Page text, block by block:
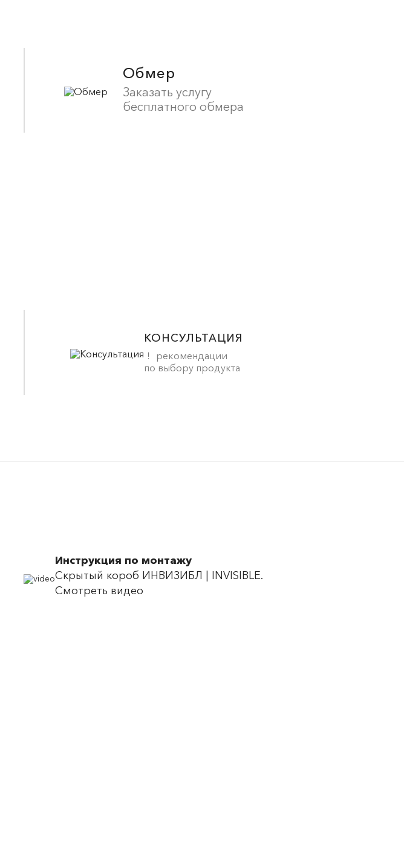
Обмер
Заказать услугу
бесплатного обмера
КОНСУЛЬТАЦИЯ
рекомендации
по выбору продукта
Инструкция по монтажу
Скрытый короб ИНВИЗИБЛ | INVISIBLE.
Смотреть видео